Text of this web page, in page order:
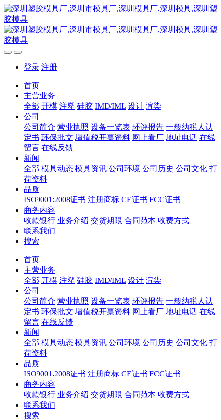
登录 注册
首页
主营业务
全部 开模 注塑 硅胶 IMD/IML 设计 渲染
公司
公司简介 营业执照 设备一览表 环评报告 一般纳税人认
定书 环保批文 增值税开票资料 网上看厂 地址电话 在线
留言 在线反馈
新闻
全部 模具动态 模具资讯 公司环境 公司历史 公司文化 打
荷资料
品质
ISO9001:2008证书 注册商标 CE证书 FCC证书
商务内容
收款银行 业务介绍 交货期限 合同范本 收费方式
联系我们
搜索
首页
主营业务
全部 开模 注塑 硅胶 IMD/IML 设计 渲染
公司
公司简介 营业执照 设备一览表 环评报告 一般纳税人认
定书 环保批文 增值税开票资料 网上看厂 地址电话 在线
留言 在线反馈
新闻
全部 模具动态 模具资讯 公司环境 公司历史 公司文化 打
荷资料
品质
ISO9001:2008证书 注册商标 CE证书 FCC证书
商务内容
收款银行 业务介绍 交货期限 合同范本 收费方式
联系我们
搜索